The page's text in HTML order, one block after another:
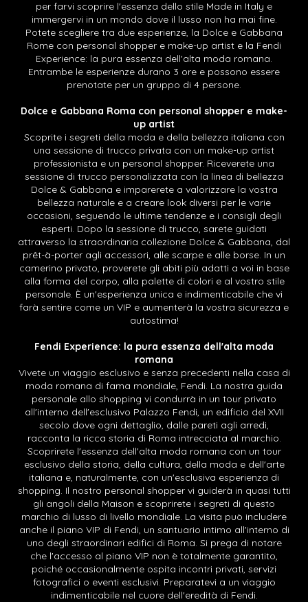
per farvi scoprire l'essenza dello stile Made in Italy e
immergervi in un mondo dove il lusso non ha mai fine.
Potete scegliere tra due esperienze, la Dolce e Gabbana
Rome con personal shopper e make-up artist e la Fendi
Experience: la pura essenza dell'alta moda romana.
Entrambe le esperienze durano 3 ore e possono essere
prenotate per un gruppo di 4 persone.
Dolce e Gabbana Roma con personal shopper e make-
up artist
Scoprite i segreti della moda e della bellezza italiana con
una sessione di trucco privata con un make-up artist
professionista e un personal shopper. Riceverete una
sessione di trucco personalizzata con la linea di bellezza
Dolce & Gabbana e imparerete a valorizzare la vostra
bellezza naturale e a creare look diversi per le varie
occasioni, seguendo le ultime tendenze e i consigli degli
esperti. Dopo la sessione di trucco, sarete guidati
attraverso la straordinaria collezione Dolce & Gabbana, dal
prêt-à-porter agli accessori, alle scarpe e alle borse. In un
camerino privato, proverete gli abiti più adatti a voi in base
alla forma del corpo, alla palette di colori e al vostro stile
personale. È un'esperienza unica e indimenticabile che vi
farà sentire come un VIP e aumenterà la vostra sicurezza e
autostima!
Fendi Experience: la pura essenza dell'alta moda
romana
Vivete un viaggio esclusivo e senza precedenti nella casa di
moda romana di fama mondiale, Fendi. La nostra guida
personale allo shopping vi condurrà in un tour privato
all'interno dell'esclusivo Palazzo Fendi, un edificio del XVII
secolo dove ogni dettaglio, dalle pareti agli arredi,
racconta la ricca storia di Roma intrecciata al marchio.
Scoprirete l'essenza dell'alta moda romana con un tour
esclusivo della storia, della cultura, della moda e dell'arte
italiana e, naturalmente, con un'esclusiva esperienza di
shopping. Il nostro personal shopper vi guiderà in quasi tutti
gli angoli della Maison e scoprirete i segreti di questo
marchio di lusso di livello mondiale. La visita può includere
anche il piano VIP di Fendi, un santuario intimo all'interno di
uno degli straordinari edifici di Roma. Si prega di notare
che l'accesso al piano VIP non è totalmente garantito,
poiché occasionalmente ospita incontri privati, servizi
fotografici o eventi esclusivi. Preparatevi a un viaggio
indimenticabile nel cuore dell'eredità di Fendi.